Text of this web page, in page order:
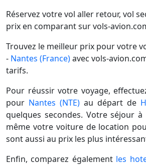
Réservez votre vol aller retour, vol
prix en comparant sur vols-
Trouvez le meilleur prix pour votre
- Nantes (France)avec vols-
tarifs.
Pour réussir votre voyage,
pour Nantes (NTE) au départ de
quelques secondes. Votre séjour à
même votre voiture de location
sont aussi au prix les plus
Enfin, comparez également les